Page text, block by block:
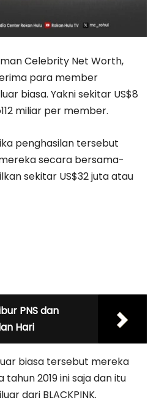
Celebrity Net Worth,
para member
biasa. Yakni sekitar US$8
miliar per member.
penghasilan tersebut
secara bersama-
sekitar US$32 juta atau
PNS dan
Hari
biasa tersebut mereka
2019 ini saja dan itu
dari BLACKPINK.